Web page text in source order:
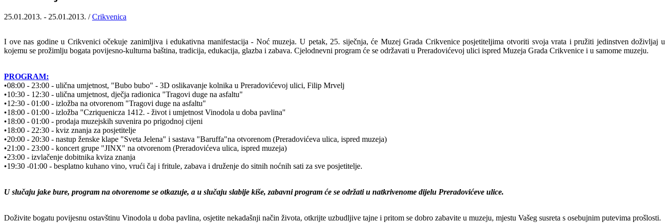
25.01.2013. - 25.01.2013. /Crikvenica
I ove nas godine u Crikvenici očekuje zanimljiva i edukativna manifestacija - Noć muzeja. U petak, 25. siječnja, će Muzej Grada Crikvenice posjetiteljima otvoriti svoja vrata i pružiti jedinstven doživljaj u
kojemu se prožimlju bogata povijesno-kulturna baština, tradicija, edukacija, glazba i zabava. Cjelodnevni program će se održavati u Preradovićevoj ulici ispred Muzeja Grada Crikvenice i u samome muzeju.
PROGRAM:
•08:00 - 23:00 - ulična umjetnost, "Bubo bubo" - 3D oslikavanje kolnika u Preradovićevoj ulici, Filip Mrvelj
•10:30 - 12:30 - ulična umjetnost, dječja radionica "Tragovi duge na asfaltu"
•12:30 - 01:00 - izložba na otvorenom "Tragovi duge na asfaltu"
•18:00 - 01:00 - izložba "Czriquenicza 1412. - život i umjetnost Vinodola u doba pavlina"
•18:00 - 01:00 - prodaja muzejskih suvenira po prigodnoj cijeni
•18:00 - 22:30 - kviz znanja za posjetitelje
•20:00 - 20:30 - nastup ženske klape "Sveta Jelena" i sastava "Baruffa"na otvorenom (Preradovićeva ulica, ispred muzeja)
•21:00 - 23:00 - koncert grupe "JINX" na otvorenom (Preradovićeva ulica, ispred muzeja)
•23:00 - izvlačenje dobitnika kviza znanja
•19:30 -01:00 - besplatno kuhano vino, vrući čaj i fritule, zabava i druženje do sitnih noćnih sati za sve posjetitelje.
U slučaju jake bure, program na otvorenome se otkazuje, a u slučaju slabije kiše, zabavni program će se održati u natkrivenome dijelu Preradovićeve ulice.
Doživite bogatu povijesnu ostavštinu Vinodola u doba pavlina, osjetite nekadašnji način života, otkrijte uzbudljive tajne i pritom se dobro zabavite u muzeju, mjestu Vašeg susreta s osebujnim putevima prošlosti.